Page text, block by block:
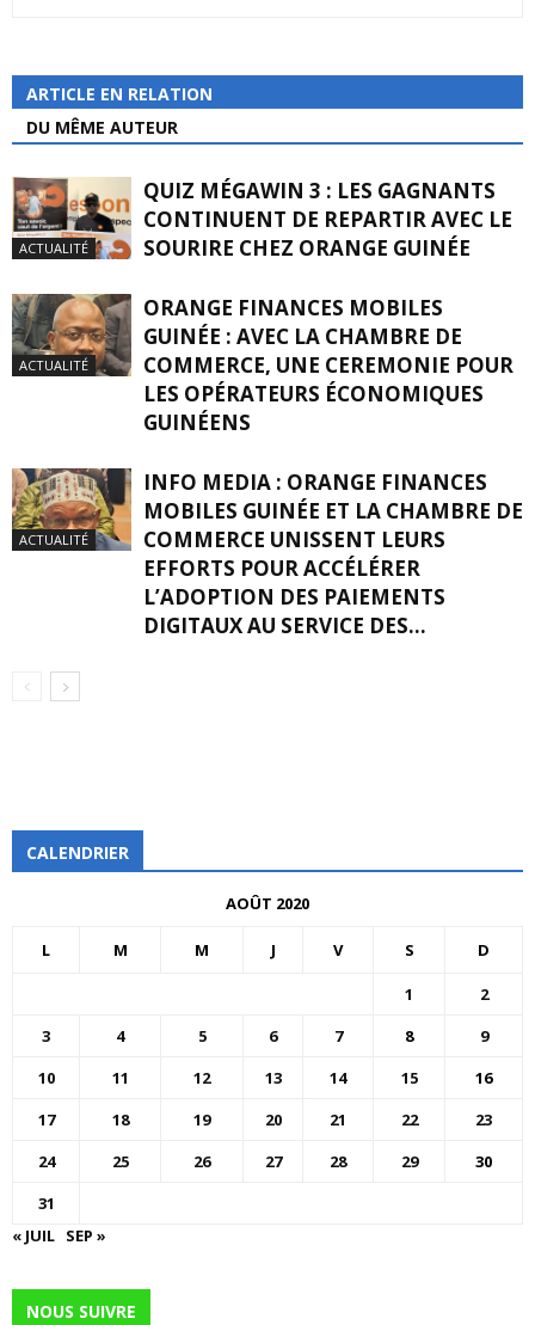
ARTICLE EN RELATION
DU MÊME AUTEUR
ACTUALITÉ
QUIZ MÉGAWIN 3 : LES GAGNANTS
CONTINUENT DE REPARTIR AVEC LE
SOURIRE CHEZ ORANGE GUINÉE
ACTUALITÉ
ORANGE FINANCES MOBILES
GUINÉE : AVEC LA CHAMBRE DE
COMMERCE, UNE CEREMONIE POUR
LES OPÉRATEURS ÉCONOMIQUES
GUINÉENS
ACTUALITÉ
INFO MEDIA : ORANGE FINANCES
MOBILES GUINÉE ET LA CHAMBRE DE
COMMERCE UNISSENT LEURS
EFFORTS POUR ACCÉLÉRER
L’ADOPTION DES PAIEMENTS
DIGITAUX AU SERVICE DES...
CALENDRIER
AOÛT 2020
L M M J V S D
1
2
3
4 5 6 7 8
9
10
11 12 13 14 15
16
17
18 19 20 21 22
23
24
25 26 27 28 29
30
31
« JUIL SEP »
NOUS SUIVRE